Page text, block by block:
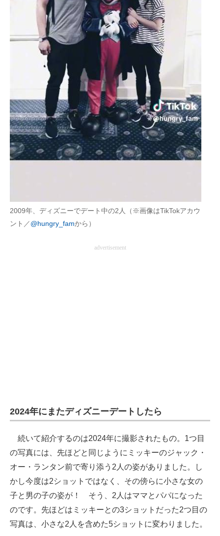
2009年、ディズニーでデート中の2人（※画像はTikTokアカウ
ント／@hungry_famから）
advertisement
2024年にまたディズニーデートしたら
続いて紹介するのは2024年に撮影されたもの。1つ目
の写真には、先ほどと同じようにミッキーのジャック・
オー・ランタン前で寄り添う2人の姿がありました。し
かし今度は2ショットではなく、その傍らに小さな女の
子と男の子の姿が！ そう、2人はママとパパになった
のです。先ほどはミッキーとの3ショットだった2つ目の
写真は、小さな2人を含めた5ショットに変わりました。